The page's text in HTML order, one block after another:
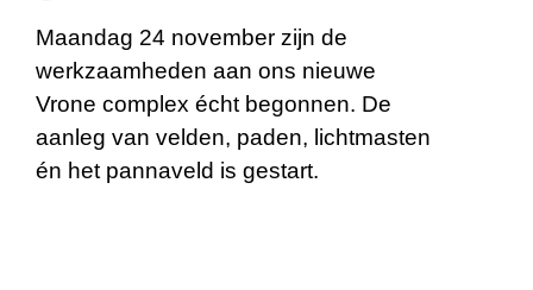
Maandag 24 november zijn de
werkzaamheden aan ons nieuwe
Vrone complex écht begonnen. De
aanleg van velden, paden, lichtmasten
én het pannaveld is gestart.